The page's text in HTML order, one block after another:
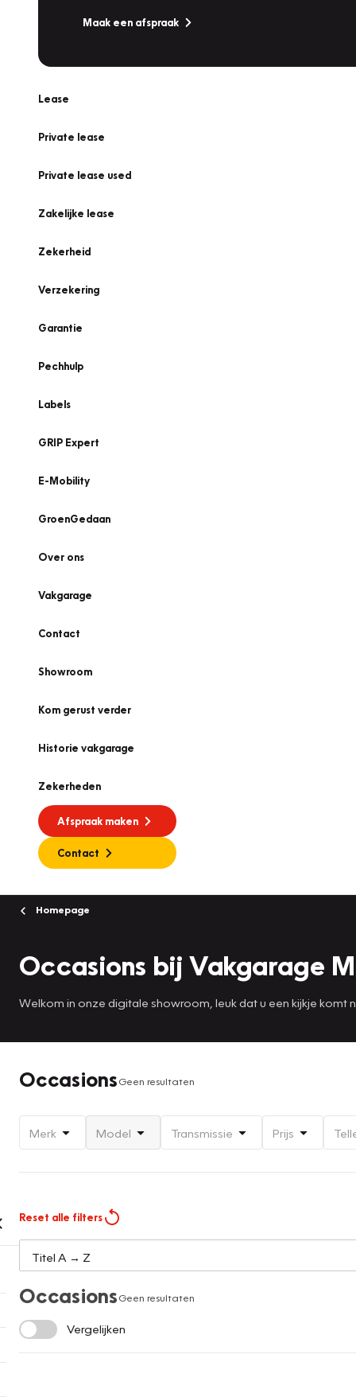
Maak een afspraak
Lease
Private lease
Private lease used
Zakelijke lease
Zekerheid
Verzekering
Garantie
Pechhulp
Labels
GRIP Expert
E-Mobility
GroenGedaan
Over ons
Vakgarage
Contact
Showroom
Kom gerust verder
Historie vakgarage
Zekerheden
Afspraak maken
Contact
Homepage
Occasions bij Vakgarage
Welkom in onze digitale showroom, leuk dat u een kijkje komt
OccasionsGeen resultaten
Merk Model Transmissie Prijs
Reset alle filters
OccasionsGeen resultaten
Vergelijken